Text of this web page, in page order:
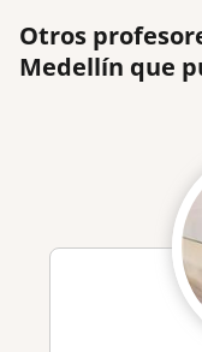
Otros
Medellín que